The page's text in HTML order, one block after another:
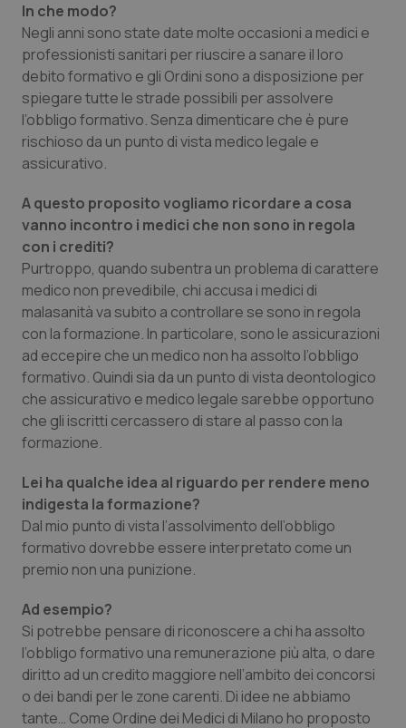
Oncologia & Nutrizione
Psoriasi & pelle
Quotidiano Cardiologia
Quotidiano Chirurgia
Quotidiano Oncologia
Quotidiano Pediatria
Rene & patologie urogenitali
Salute orale & impianti
Sangue & coagulazione
Tiroide
Tumore al seno
Tumore ovarico
Tumori del Polmone & Testa Collo
Tumori gastrointestinali
Ulcera & Reflusso
Vaccini
In che modo?
Negli anni sono state date molte occasioni a medici e
professionisti sanitari per riuscire a sanare il loro
debito formativo e gli Ordini sono a disposizione per
spiegare tutte le strade possibili per assolvere
l’obbligo formativo. Senza dimenticare che è pure
rischioso da un punto di vista medico legale e
assicurativo.
A questo proposito vogliamo ricordare a cosa
vanno incontro i medici che non sono in regola
con i crediti?
Purtroppo, quando subentra un problema di carattere
medico non prevedibile, chi accusa i medici di
malasanità va subito a controllare se sono in regola
con la formazione. In particolare, sono le assicurazioni
ad eccepire che un medico non ha assolto l’obbligo
formativo. Quindi sia da un punto di vista deontologico
che assicurativo e medico legale sarebbe opportuno
che gli iscritti cercassero di stare al passo con la
formazione.
Lei ha qualche idea al riguardo per rendere meno
indigesta la formazione?
Dal mio punto di vista l’assolvimento dell’obbligo
formativo dovrebbe essere interpretato come un
premio non una punizione.
Ad esempio?
Si potrebbe pensare di riconoscere a chi ha assolto
l’obbligo formativo una remunerazione più alta, o dare
diritto ad un credito maggiore nell’ambito dei concorsi
o dei bandi per le zone carenti. Di idee ne abbiamo
tante… Come Ordine dei Medici di Milano ho proposto